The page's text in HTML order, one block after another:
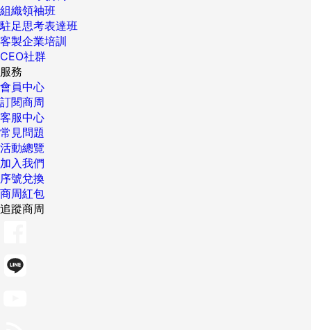
組織領袖班
駐足思考表達班
客製企業培訓
CEO社群
服務
會員中心
訂閱商周
客服中心
常見問題
活動總覽
加入我們
序號兌換
商周紅包
追蹤商周